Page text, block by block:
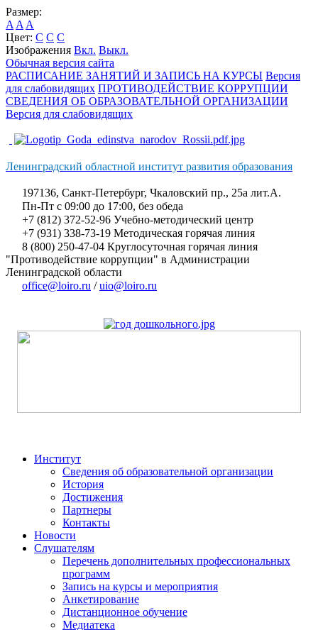
Размер:
A A A
Цвет: C C C
Изображения Вкл. Выкл.
Обычная версия сайта
РАСПИСАНИЕ ЗАНЯТИЙ И ЗАПИСЬ НА КУРСЫ Версия
для слабовидящих ПРОТИВОДЕЙСТВИЕ КОРРУПЦИИ
СВЕДЕНИЯ ОБ ОБРАЗОВАТЕЛЬНОЙ ОРГАНИЗАЦИИ
Версия для слабовидящих
Ленинградский областной институт развития образования
197136, Санкт-Петербург, Чкаловский пр., 25а лит.А.
Пн-Пт с 09:00 до 17:00, без обеда
+7 (812) 372-52-96 Учебно-методический центр
+7 (931) 338-73-19 Методическая горячая линия
8 (800) 250-47-04 Круглосуточная горячая линия
"Противодействие коррупции" в Администрации
Ленинградской области
office@loiro.ru /uio@loiro.ru
Институт
Сведения об образовательной организации
История
Достижения
Партнеры
Контакты
Новости
Слушателям
Перечень дополнительных профессиональных
программ
Запись на курсы и мероприятия
Анкетирование
Дистанционное обучение
Медиатека